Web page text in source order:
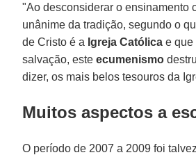
"Ao desconsiderar o ensinamento
unânime da tradição, segundo o
de Cristo é a Igreja Católica e que
salvação, esteecumenismo
dizer, os mais belos tesouros da
Muitos aspectos a
O período de 2007 a 2009 foi